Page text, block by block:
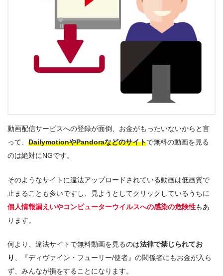
動画配信サービスへの登録が面倒、お金がもったいないからと言
って、 DailymotionやPandoraなどのサイトで無料の動画を見る
のは絶対にNGです。
そのようなサイトに違法アップロードされている動画は低画質で
止まることも多いですし、見ようとしてクリックしているうちに
個人情報漏えいやコンピューターウイルスへの感染の危険性もあ
ります。
何より、違法サイトで無料動画を見るのは法律で禁じられてお
り
、『ディヴァイン・フューリー/使者』の関係者にもお金が入ら
ず、みんなが損をすることになります。